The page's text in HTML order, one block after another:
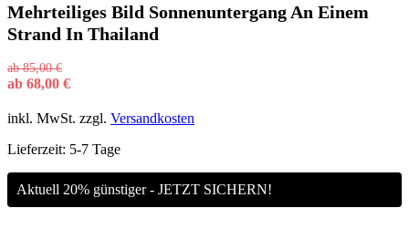
Mehrteiliges Bild Sonnenuntergang An Einem
Strand In Thailand
ab85,00€
ab 68,00 €
inkl. MwSt. zzgl. Versandkosten
Lieferzeit: 5-7 Tage
Aktuell 20% günstiger - JETZT SICHERN!